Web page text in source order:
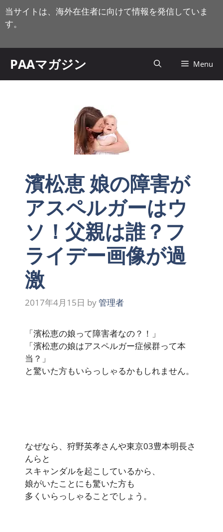
コ
ン
テ
ス
当サイトは、海外在住者に向けて情報を発信していま
す。
PAAマガジン Menu
濱松恵 娘の障害が
アスペルガーはウ
ソ！父親は誰？フ
ライデー画像が過
激
2017年4月15日 by管理者
「濱松恵の娘って障害者なの？！」
「濱松恵の娘はアスペルガー症候群って本
当？」
と驚いた方もいらっしゃるかもしれません。
なぜなら、狩野英孝さんや東京03豊本明長さ
んらと
スキャンダルを起こしているから、
娘がいたことにも驚いた方も
多くいらっしゃることでしょう。